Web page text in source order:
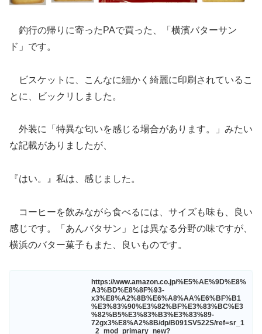
釣行の帰りに寄ったPAで買った、「横濱バターサン
ド」です。
ビスケットに、こんなに細かく綺麗に印刷されているこ
とに、ビックリしました。
外装に「特異な匂いを感じる場合があります。」みたい
な記載がありましたが、
『はい。』私は、感じました。
コーヒーを飲みながら食べるには、サイズも味も、良い
感じです。「あんバタサン」とは異なる分野の味ですが、
横浜のバター菓子もまた、良いものです。
https://www.amazon.co.jp/%E5%AE%9D%E8%
A3%BD%E8%8F%93-
x3%E8%A2%8B%E6%A8%AA%E6%BF%B1
%E3%83%90%E3%82%BF%E3%83%BC%E3
%82%B5%E3%83%B3%E3%83%89-
72gx3%E8%A2%8B/dp/B091SV522S/ref=sr_1
_2_mod_primary_new?